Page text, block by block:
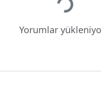
Yorumlar